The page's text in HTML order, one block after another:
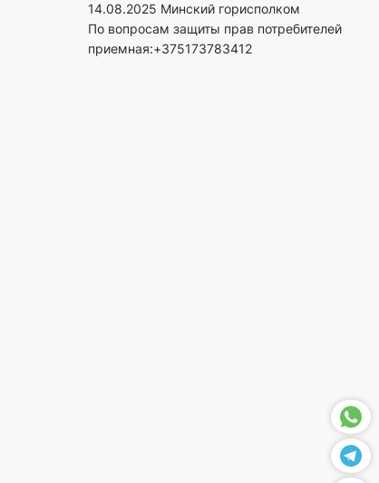
14.08.2025 Минский горисполком
По вопросам защиты прав потребителей
приемная:+375173783412